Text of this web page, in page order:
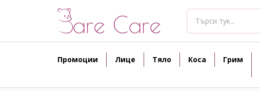
Промоции Лице Тяло Коса Грим